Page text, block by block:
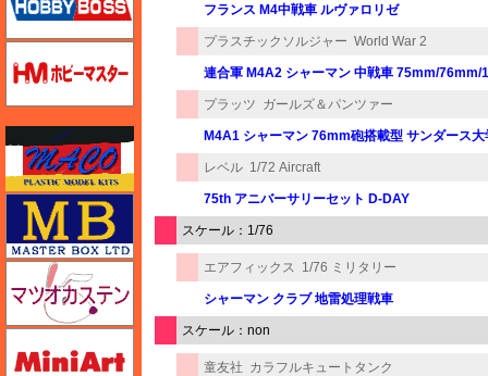
フランス M4中戦車 ルヴァロリゼ
プラスチックソルジャー World War 2
連合軍 M4A2 シャーマン 中戦車 75mm/76mm/
プラッツ ガールズ＆パンツァー
M4A1 シャーマン 76mm砲搭載型 サンダース
レベル 1/72 Aircraft
75th アニバーサリーセット D-DAY
スケール：1/76
エアフィックス 1/76 ミリタリー
シャーマン クラブ 地雷処理戦車
スケール：non
童友社 カラフルキュートタンク
ホビーマスター
マスターボックス
マツオカステン
ミニアート